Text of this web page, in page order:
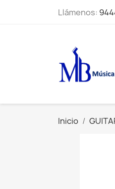
Llámenos:
Inicio